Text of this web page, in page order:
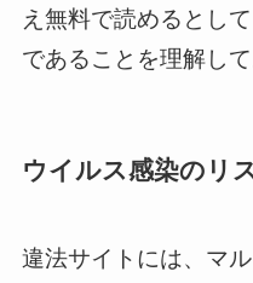
え無料で読めるとし
であることを理解し
ウイルス感染のリ
違法サイトには、マ